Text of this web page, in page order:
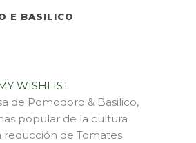
E BASILICO
WISHLIST
de Pomodoro & Basilico,
popular de la cultura
reducción de Tomates